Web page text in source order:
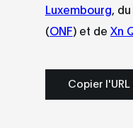
Luxembourg ,
(ONF) et de Xn
Copier